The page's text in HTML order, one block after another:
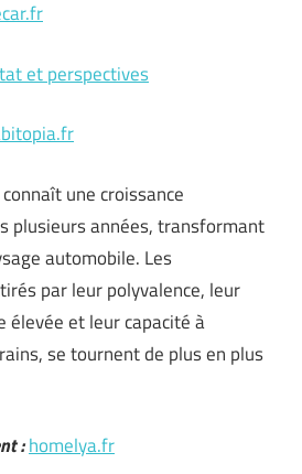
et perspectives
une croissance
plusieurs années, transformant
automobile. Les
par leur polyvalence, leur
élevée et leur capacité à
se tournent de plus en plus
:homelya.fr